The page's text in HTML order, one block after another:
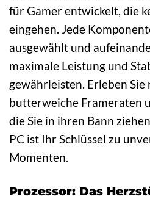
für Gamer entwickelt, die
eingehen. Jede
ausgewählt und
maximale Leistung und
gewährleisten. Erleben Sie
butterweiche Frameraten
die Sie in ihren Bann
PC ist Ihr Schlüssel zu
Momenten.
Prozessor: Das